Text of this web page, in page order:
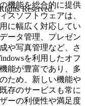
機能を総合的に提供
スソフトウェアは、
に幅広く対応してい
ータ管理、プレゼン
や写真管理など、さ
を利用したオフ
能が豊富であり、多
ため、新しい機能や
存のサービスも常に
ーの利便性や満足度
Reserved.